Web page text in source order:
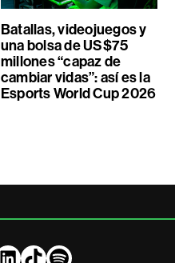
Batallas, videojuegos y
una bolsa de US$75
millones “capaz de
cambiar vidas”: así es la
Esports World Cup 2026